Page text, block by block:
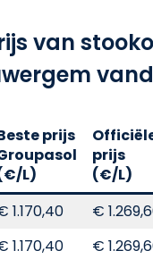
van
prijs
L)
prijs
(€/L)
1.170,40 €
1.170,40 €